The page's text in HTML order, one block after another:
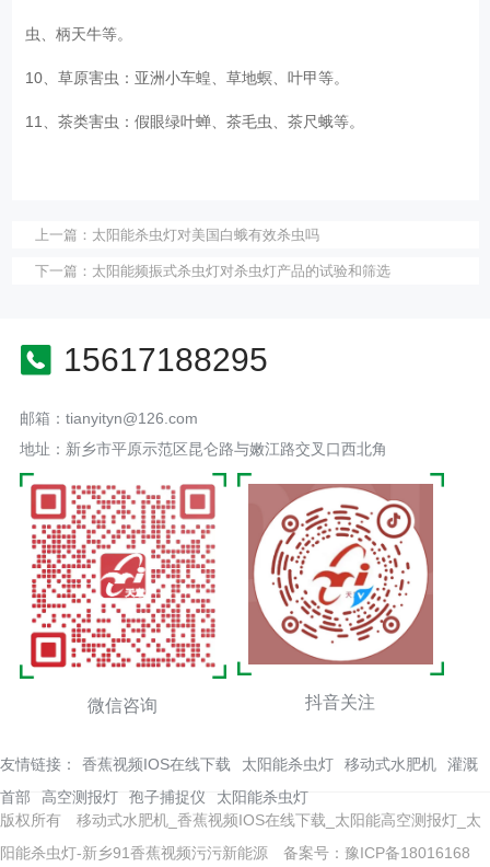
虫、柄天牛等。
10、草原害虫：亚洲小车蝗、草地螟、叶甲等。
11、茶类害虫：假眼绿叶蝉、茶毛虫、茶尺蛾等。
上一篇： 太阳能杀虫灯对美国白蛾有效杀虫吗
下一篇： 太阳能频振式杀虫灯对杀虫灯产品的试验和筛选
15617188295
邮箱：tianyityn@126.com
地址：新乡市平原示范区昆仑路与嫩江路交叉口西北角
微信咨询 抖音关注
友情链接： 香蕉视频IOS在线下载 太阳能杀虫灯 移动式水肥机
灌溉
首部
高空测报灯 孢子捕捉仪
太阳能杀虫灯
版权所有 移动式水肥机_香蕉视频IOS在线下载_太阳能高空测报灯_太
阳能杀虫灯-新乡91香蕉视频污污新能源 备案号：豫ICP备18016168